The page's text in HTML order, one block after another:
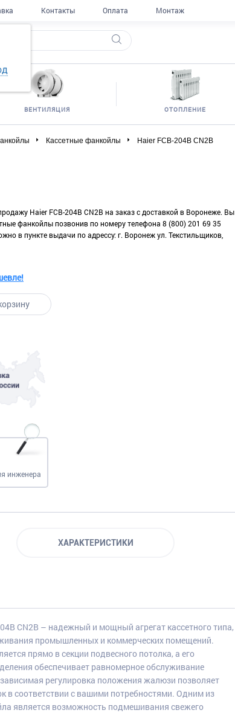
Контакты Оплата Монтаж
ВЕНТИЛЯЦИЯ ОТОПЛЕНИЕ
Кассетные фанкойлы Haier FCB-204B CN2B
Haier FCB-204B CN2B на заказ с доставкой в Воронеже. Вы
фанкойлы позвонив по номеру телефона 8 (800) 201 69 35
в пункте выдачи по адрессу: г. Воронеж ул. Текстильщиков,
инженера
ХАРАКТЕРИСТИКИ
CN2B – надежный и мощный агрегат кассетного типа,
промышленных и коммерческих помещений.
прямо в секции подвесного потолка, а его
обеспечивает равномерное обслуживание
регулировка положения жалюзи позволяет
в соответствии с вашими потребностями. Одним из
является возможность подмешивания свежего